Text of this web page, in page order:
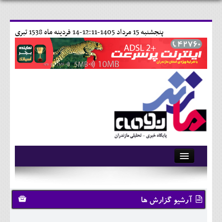
14 فردينه ماه 1538 تبری پنجشنبه 15 مرداد 1405-12:11-
آرشیو
تماس با ما
وبلاگ
آرشیو گزارش ها